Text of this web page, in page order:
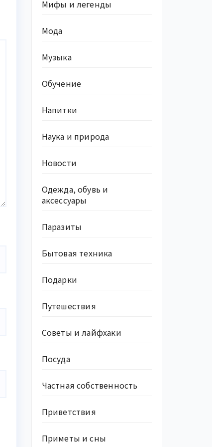
Мифы и легенды
Мода
Музыка
Обучение
Напитки
Наука и природа
Новости
Одежда, обувь и
аксессуары
Паразиты
Бытовая техника
Подарки
Путешествия
Советы и лайфхаки
Посуда
Частная собственность
Приветствия
Приметы и сны